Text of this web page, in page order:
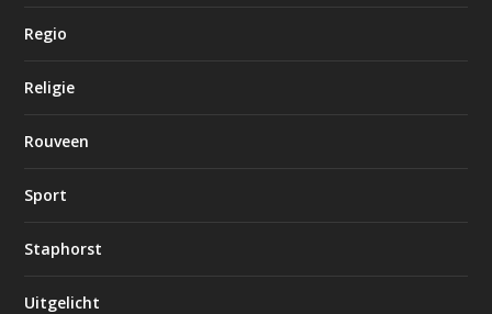
Regio
Religie
Rouveen
Sport
Staphorst
Uitgelicht